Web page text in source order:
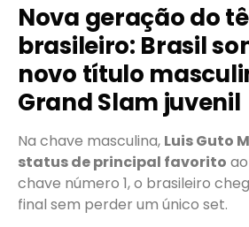
Nova geração do
brasileiro: Brasil
novo título
Grand Slam juvenil
Na chave masculina, Luis Guto
status de principal favorito
chave número 1, o brasileiro
final sem perder um único set.